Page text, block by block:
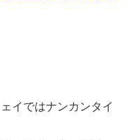
イではナンカンタイ